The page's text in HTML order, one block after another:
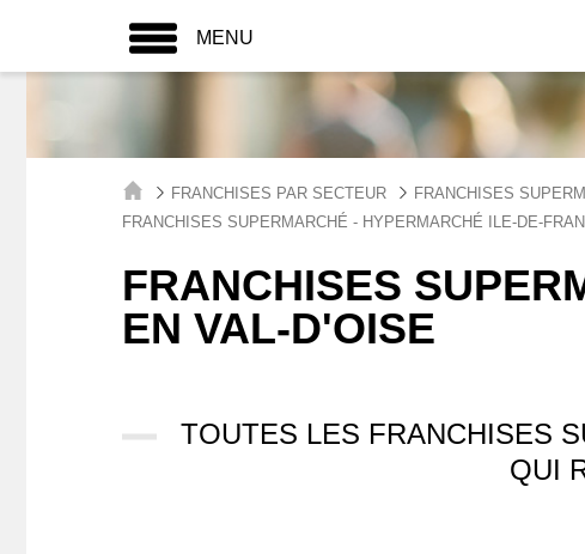
MENU
FRANCHISES PAR SECTEUR
FRANCHISES
FRANCHISES SUPERMARCHÉ - HYPERMARCHÉ ILE-DE-
FRANCHISES
EN VAL-D'OISE
TOUTES LES FRANCHISES
QUI